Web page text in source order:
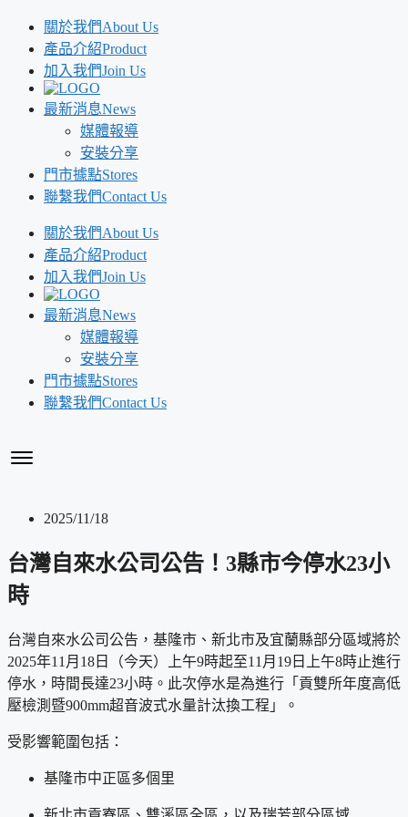
關於我們About Us
產品介紹Product
加入我們Join Us
最新消息News
媒體報導
安裝分享
門市據點Stores
聯繫我們Contact Us
關於我們About Us
產品介紹Product
加入我們Join Us
最新消息News
媒體報導
安裝分享
門市據點Stores
聯繫我們Contact Us
2025/11/18
台灣自來水公司公告！3縣市今停水23小
時
台灣自來水公司公告，基隆市、新北市及宜蘭縣部分區域將於
2025年11月18日（今天）上午9時起至11月19日上午8時止進行
停水，時間長達23小時。此次停水是為進行「貢雙所年度高低
壓檢測暨900mm超音波式水量計汰換工程」。
受影響範圍包括：
基隆市中正區多個里